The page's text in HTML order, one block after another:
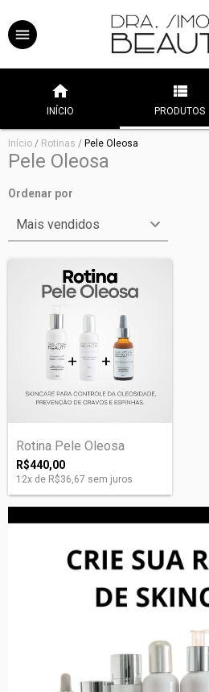
INÍCIO PRODUTOS
Início / Rotinas / Pele Oleosa
Pele Oleosa
Ordenar por
Rotina Pele Oleosa
R$440,00
12x de R$36,67 sem juros